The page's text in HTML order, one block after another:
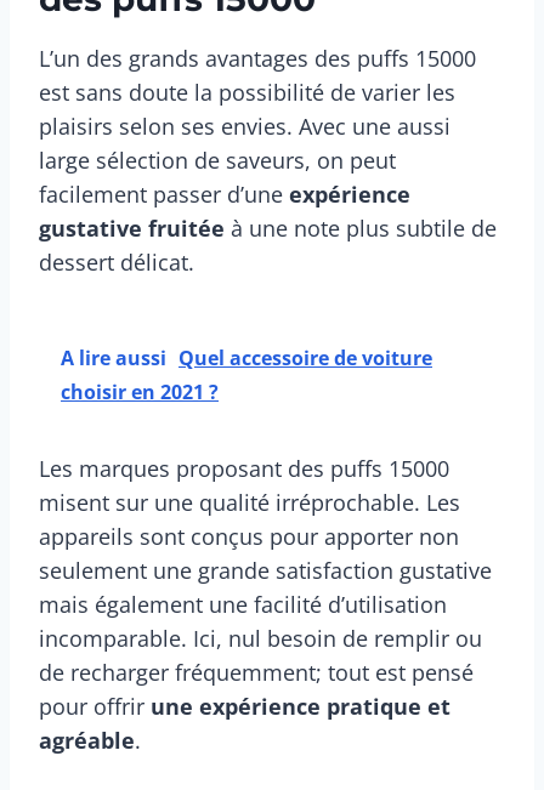
L’un des grands avantages des puffs 15000
est sans doute la possibilité de varier les
plaisirs selon ses envies. Avec une aussi
large sélection de saveurs, on peut
facilement passer d’une expérience
gustative fruitée à une note plus subtile de
dessert délicat.
A lire aussi Quel accessoire de voiture
choisir en 2021 ?
Les marques proposant des puffs 15000
misent sur une qualité irréprochable. Les
appareils sont conçus pour apporter non
seulement une grande satisfaction gustative
mais également une facilité d’utilisation
incomparable. Ici, nul besoin de remplir ou
de recharger fréquemment; tout est pensé
pour offrir une expérience pratique et
agréable.